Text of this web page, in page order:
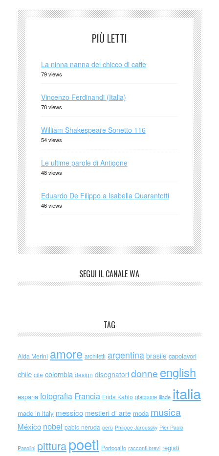
PIÙ LETTI
La ninna nanna del chicco di caffè
79 views
Vincenzo Ferdinandi (Italia)
78 views
William Shakespeare Sonetto 116
54 views
Le ultime parole di Antigone
48 views
Eduardo De Filippo a Isabella Quarantotti
46 views
SEGUI IL CANALE WA
TAG
Alda Merini amore architetti argentina brasile capolavori
chile cile colombia design disegnatori donne english
espana fotografia Francia Frida Kahlo giappone iliade italia
made in italy messico mestieri d' arte moda musica
México nobel pablo neruda perù Philippe Jaroussky Pier Paolo
Pasolini pitturapoeti Portogallo racconti brevi registi